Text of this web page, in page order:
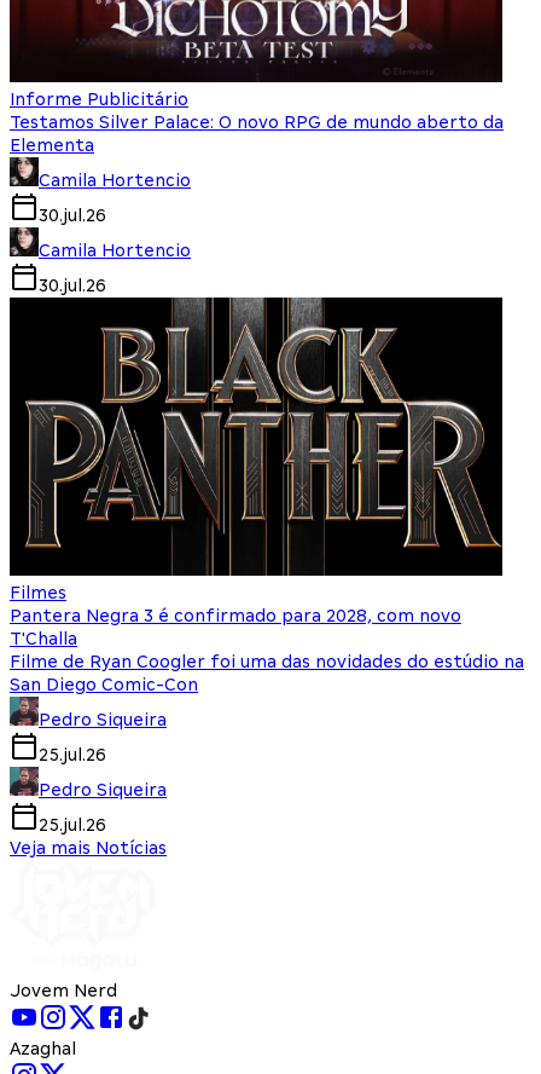
Informe Publicitário
Testamos Silver Palace: O novo RPG de mundo aberto da
Elementa
Camila Hortencio
30.jul.26
Camila Hortencio
30.jul.26
Filmes
Pantera Negra 3 é confirmado para 2028, com novo
T'Challa
Filme de Ryan Coogler foi uma das novidades do estúdio na
San Diego Comic-Con
Pedro Siqueira
25.jul.26
Pedro Siqueira
25.jul.26
Veja mais Notícias
Jovem Nerd
Azaghal